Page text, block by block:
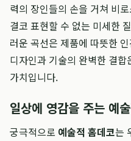
력의 장인들의 손을 거쳐 비
결코 표현할 수 없는 미세한
러운 곡선은 제품에 따뜻한
디자인과 기술의 완벽한 결
가치입니다.
일상에 영감을 주는 예
궁극적으로 예술적 홈데코는